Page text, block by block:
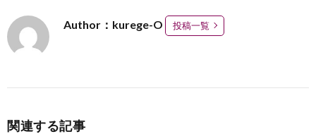
Author：kurege-O 投稿一覧
関連する記事